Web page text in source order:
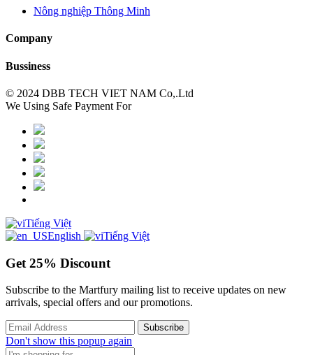
Nông nghiệp Thông Minh
Company
Bussiness
© 2024 DBB TECH VIET NAM Co,.Ltd
We Using Safe Payment For
Tiếng Việt
English
Tiếng Việt
Get 25% Discount
Subscribe to the Martfury mailing list to receive updates on new
arrivals, special offers and our promotions.
Don't show this popup again